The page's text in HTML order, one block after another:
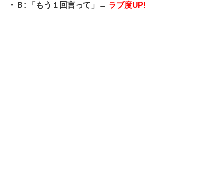
・Ｂ: 「もう１回言って」→ ラブ度UP!